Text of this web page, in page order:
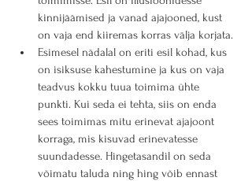
kinnijäämised ja vanad ajajooned, kust
on vaja end kiiremas korras välja korjata.
Esimesel nädalal on eriti esil kohad, kus
on isiksuse kahestumine ja kus on vaja
teadvus kokku tuua toimima ühte
punkti. Kui seda ei tehta, siis on enda
sees toimimas mitu erinevat ajajoont
korraga, mis kisuvad erinevatesse
suundadesse. Hingetasandil on seda
võimatu taluda ning hing võib ennast